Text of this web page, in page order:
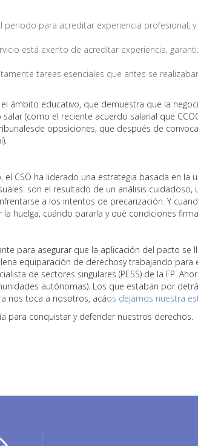
para acreditar experiencia profesional,
está exento de acreditar experiencia,
tareas esenciales que antes se
ámbito educativo, que demuestra que la
(como el reciente acuerdo salarial que
oposiciones, que después de
).
CSO ha liderado una estrategia basada en la
son el resultado de un análisis
a los intentos de precarización. Y
huelga, cuándo pararla y qué condiciones
para asegurar que la aplicación del pacto
equiparación de derechosy trabajando
de sectores singulares (PESS) de la FP.
autónomas). Los que estaban por
nos toca a nosotros, acáos dejamos nuestra
para conquistar y defender nuestros derechos.